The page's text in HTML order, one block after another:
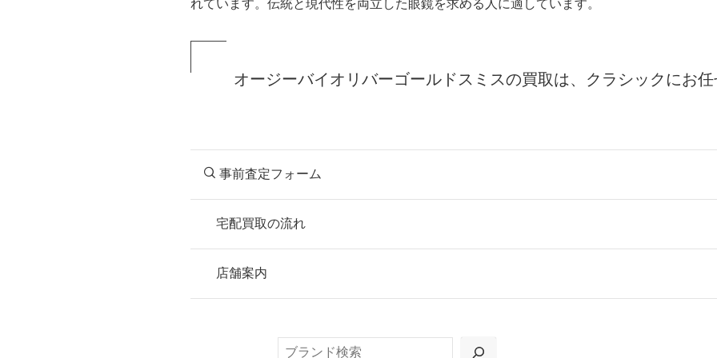
れています。伝統と現代性を両立した眼鏡を求める人に適しています。
オージーバイオリバーゴールドスミスの買取は、クラシックにお任
事前査定フォーム
宅配買取の流れ
お申込み
または梱包材不要の「集荷申込」からお選びいただけます。
店舗案内